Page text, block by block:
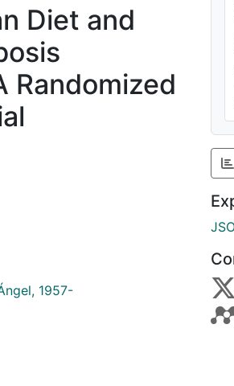
Diet and
Randomized
1957-